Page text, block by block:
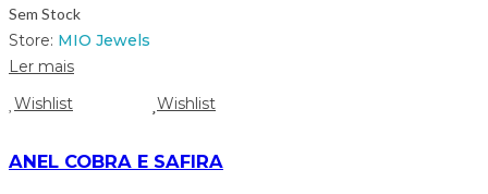
Sem Stock
Store: MIO Jewels
Ler mais
Wishlist
Wishlist
ANEL COBRA E SAFIRA